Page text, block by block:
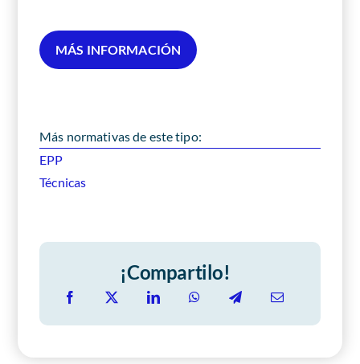
MÁS INFORMACIÓN
Más normativas de este tipo:
EPP
Técnicas
¡Compartilo!